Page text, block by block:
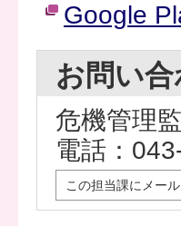
Google
お問い
危機管理
電話：
この担当課にメー